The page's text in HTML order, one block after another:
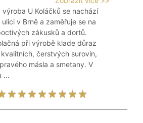
výroba U Koláčků se nachází
v Brně a zaměřuje se na
zákusků a dortů.
při výrobě klade důraz
čerstvých surovin,
másla a smetany. V
...